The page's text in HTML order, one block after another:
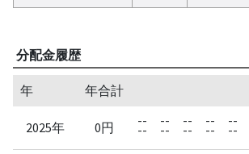
分配金履歴
年 年合計
2025年 0円 --
--
--
--
--
--
--
--
--
--